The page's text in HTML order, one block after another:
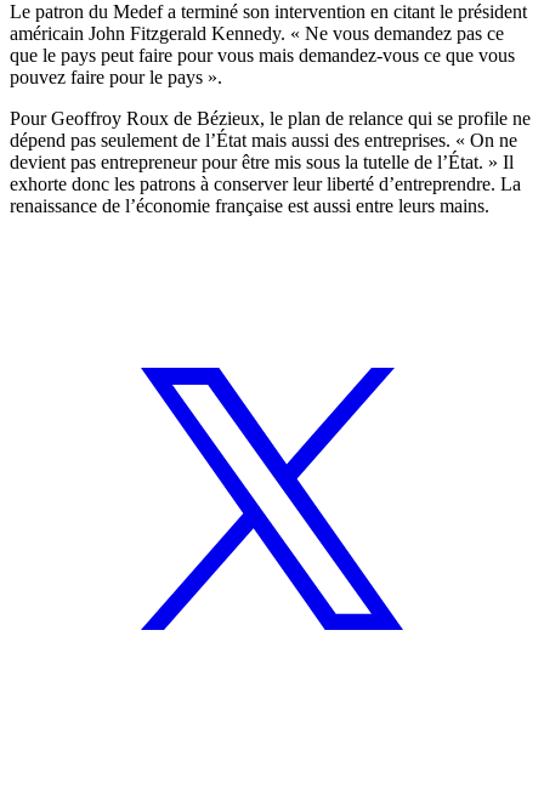
Le patron du Medef a terminé son intervention en citant le président
américain John Fitzgerald Kennedy. « Ne vous demandez pas ce
que le pays peut faire pour vous mais demandez-vous ce que vous
pouvez faire pour le pays ».
Pour Geoffroy Roux de Bézieux, le plan de relance qui se profile ne
dépend pas seulement de l’État mais aussi des entreprises. « On ne
devient pas entrepreneur pour être mis sous la tutelle de l’État. » Il
exhorte donc les patrons à conserver leur liberté d’entreprendre. La
renaissance de l’économie française est aussi entre leurs mains.